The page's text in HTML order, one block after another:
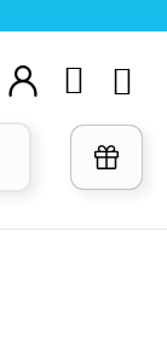
Cart